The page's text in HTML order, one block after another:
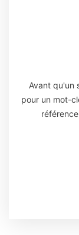
Avant qu'un
pour un mot-